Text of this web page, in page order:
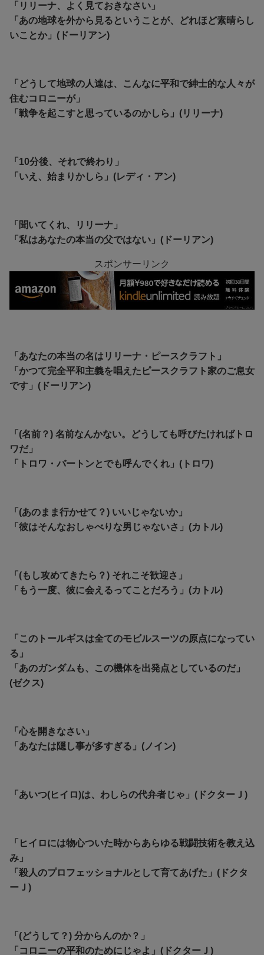
「リリーナ、よく見ておきなさい」
「あの地球を外から見るということが、どれほど素晴らし
いことか」(ドーリアン)
「どうして地球の人達は、こんなに平和で紳士的な人々が
住むコロニーが」
「戦争を起こすと思っているのかしら」(リリーナ)
「10分後、それで終わり」
「いえ、始まりかしら」(レディ・アン)
「聞いてくれ、リリーナ」
「私はあなたの本当の父ではない」(ドーリアン)
スポンサーリンク
「あなたの本当の名はリリーナ・ピースクラフト」
「かつて完全平和主義を唱えたピースクラフト家のご息女
です」(ドーリアン)
「(名前？) 名前なんかない。どうしても呼びたければトロ
ワだ」
「トロワ・バートンとでも呼んでくれ」(トロワ)
「(あのまま行かせて？) いいじゃないか」
「彼はそんなおしゃべりな男じゃないさ」(カトル)
「(もし攻めてきたら？) それこそ歓迎さ」
「もう一度、彼に会えるってことだろう」(カトル)
「このトールギスは全てのモビルスーツの原点になってい
る」
「あのガンダムも、この機体を出発点としているのだ」
(ゼクス)
「心を開きなさい」
「あなたは隠し事が多すぎる」(ノイン)
「あいつ(ヒイロ)は、わしらの代弁者じゃ」(ドクターＪ)
「ヒイロには物心ついた時からあらゆる戦闘技術を教え込
み」
「殺人のプロフェッショナルとして育てあげた」(ドクタ
ーＪ)
「(どうして？) 分からんのか？」
「コロニーの平和のためにじゃよ」(ドクターＪ)